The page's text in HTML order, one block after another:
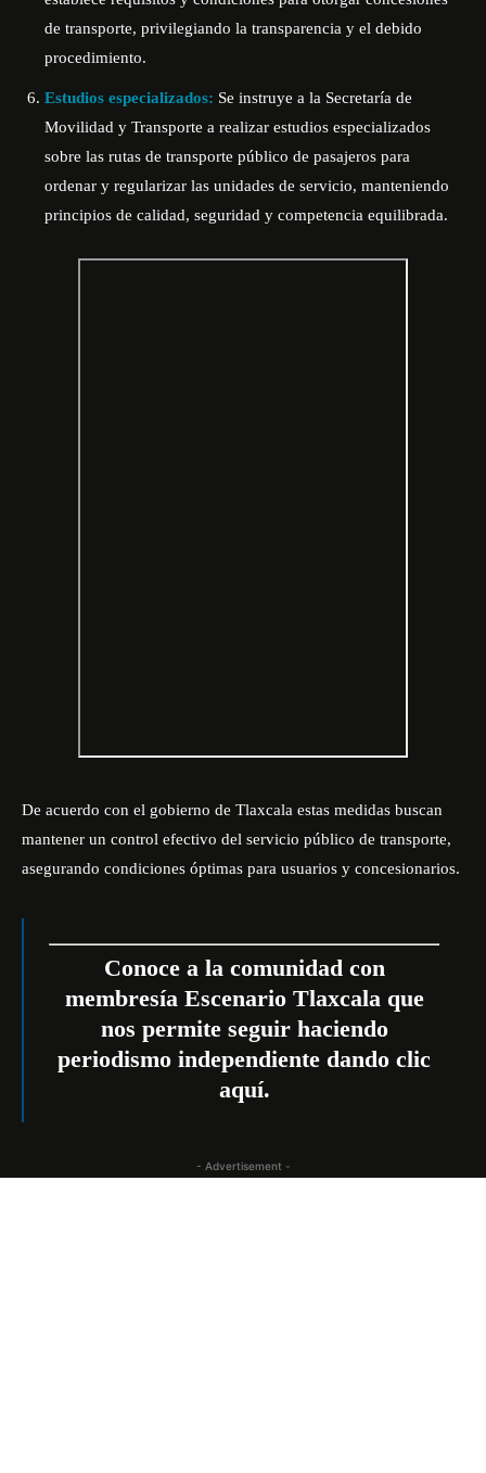
de transporte, privilegiando la transparencia y el debido
procedimiento.
Estudios especializados: Se instruye a la Secretaría de
Movilidad y Transporte a realizar estudios especializados
sobre las rutas de transporte público de pasajeros para
ordenar y regularizar las unidades de servicio, manteniendo
principios de calidad, seguridad y competencia equilibrada.
De acuerdo con el gobierno de Tlaxcala estas medidas buscan
mantener un control efectivo del servicio público de transporte,
asegurando condiciones óptimas para usuarios y concesionarios.
Conoce a la comunidad con
membresía Escenario Tlaxcala que
nos permite seguir haciendo
periodismo independiente dando clic
aquí.
- Advertisement -